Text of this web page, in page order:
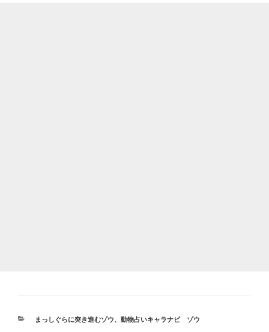
カ
まっしぐらに突き進むゾウ、 動物占いキャラナビ ゾウ